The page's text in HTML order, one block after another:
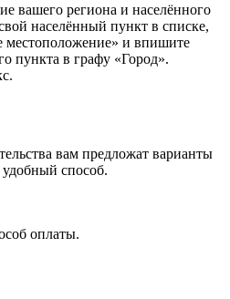
вашего региона и населённого
населённый пункт в списке,
местоположение» и впишите
пункта в графу «Город».
вам предложат варианты
способ.
оплаты.